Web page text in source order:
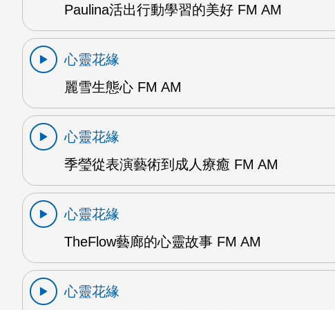
Paulina活出行動學習的美好 FM AM
心靈花緣
麗雪生態心 FM AM
心靈花緣
季瑩從表演藝術到成人療癒 FM AM
心靈花緣
TheFlow藝廊的心靈故事 FM AM
心靈花緣